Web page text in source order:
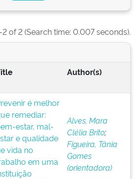
2 of 2 (Search time: 0.007 seconds).
Author(s)
é melhor
remediar:
estar, mal-
e qualidade
vida no
em uma
Alves, Mara
Clélia Brito;
Figueira, Tânia
Gomes
(orientadora)